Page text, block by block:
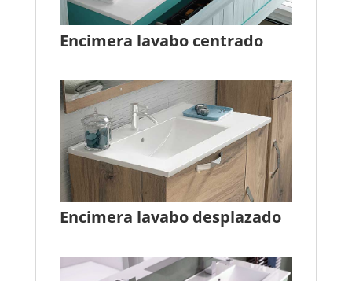
Encimera lavabo centrado
Encimera lavabo desplazado